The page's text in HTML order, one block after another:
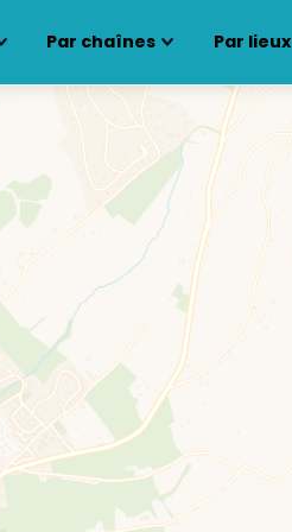
Par chaînes Par lieux